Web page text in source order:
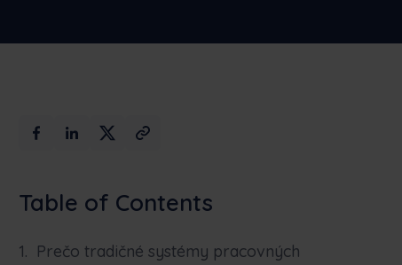
Table of Contents
Prečo tradičné systémy pracovných